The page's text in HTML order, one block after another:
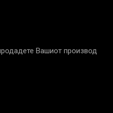
Вашиот производ